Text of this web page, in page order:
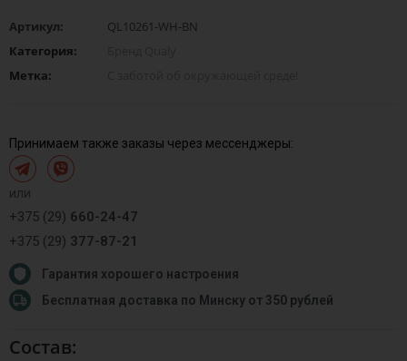
Артикул:
QL10261-WH-BN
Категория:
Метка:
Принимаем также заказы через мессенджеры:
или
+375 (29) 660-24-47
+375 (29) 377-87-21
Гарантия хорошего настроения
Бесплатная доставка по Минску от 350 рублей
Состав: